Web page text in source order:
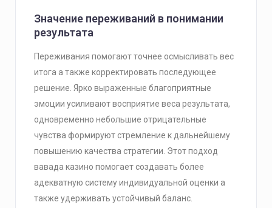
Значение переживаний в понимании
результата
Переживания помогают точнее осмысливать вес
итога а также корректировать последующее
решение. Ярко выраженные благоприятные
эмоции усиливают восприятие веса результата,
одновременно небольшие отрицательные
чувства формируют стремление к дальнейшему
повышению качества стратегии. Этот подход
вавада казино помогает создавать более
адекватную систему индивидуальной оценки а
также удерживать устойчивый баланс.